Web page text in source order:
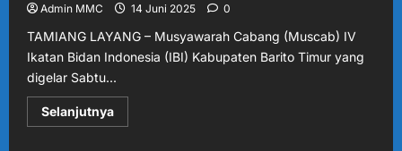
Admin MMC 14 Juni 2025 0
TAMIANG LAYANG – Musyawarah Cabang (Muscab) IV
Ikatan Bidan Indonesia (IBI) Kabupaten Barito Timur yang
digelar Sabtu...
SelanjutnyaRead
more